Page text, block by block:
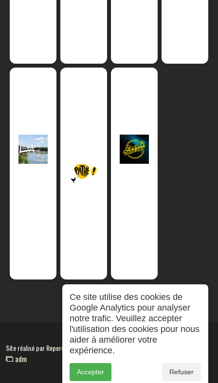
Site réalisé parRepereCom
adm
Ce site utilise des cookies de
Google Analytics pour analyser
notre trafic. Veuillez accepter
l'utilisation des cookies pour nous
aider à améliorer votre
expérience.
Accepter Refuser